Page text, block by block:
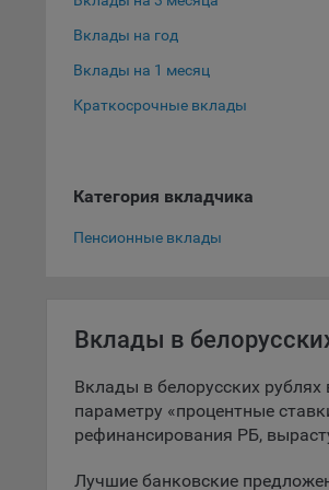
Вклады на год
Вклады на 1 месяц
Краткосрочные вклады
Категория вкладчика
Пенсионные вклады
Вклады в
Вклады в белорусских
параметру «процентные
рефинансирования РБ,
Лучшие банковские